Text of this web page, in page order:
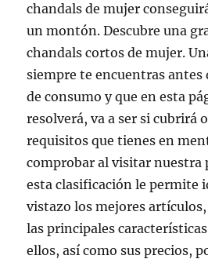
chandals de mujer
un montón. Descubre una
chandals cortos de mujer.
siempre te encuentras
de consumo y que en esta
resolverá, va a ser si cubrirá
requisitos que tienes en
comprobar al visitar nuestra
esta clasificación le permite
vistazo los mejores
las principales
ellos, así como sus precios,